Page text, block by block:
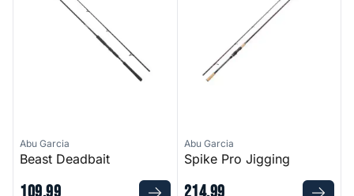
Abu Garcia
Beast Deadbait
Abu Garcia
Spike Pro Jigging